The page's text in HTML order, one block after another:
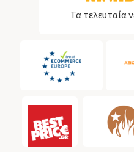
Τα τελευταία